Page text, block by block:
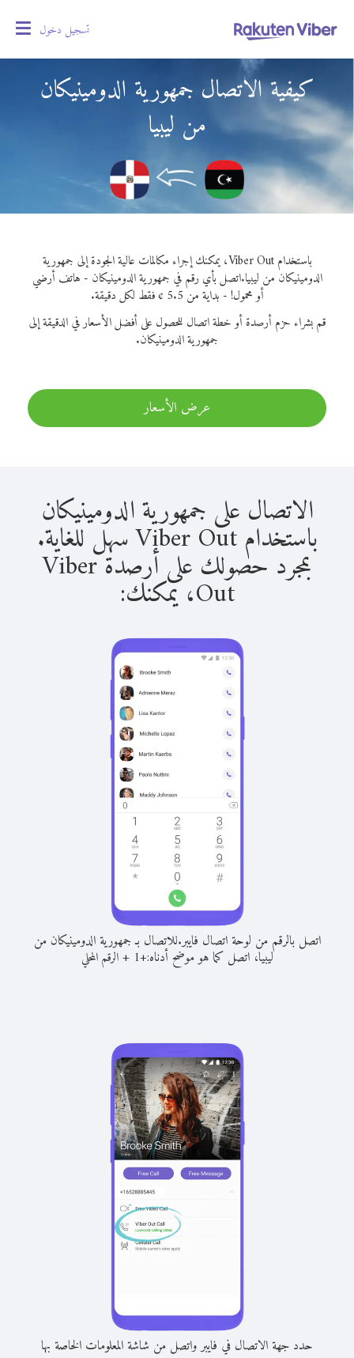
تسجيل دخول
كيفية الاتصال جمهورية الدومينيكان
من ليبيا
باستخدام Viber Out، يمكنك إجراء مكالمات عالية الجودة إلى جمهورية
الدومينيكان من ليبيا.اتصل بأي رقم في جمهورية الدومينيكان - هاتف أرضي
أو محمول! - بداية من 5.5 ¢ فقط لكل دقيقة.
قم بشراء حزم أرصدة أو خطة اتصال للحصول على أفضل الأسعار في الدقيقة إلى
جمهورية الدومينيكان.
عرض الأسعار
الاتصال على جمهورية الدومينيكان
باستخدام Viber Out سهل للغاية.
بمجرد حصولك على أرصدة Viber
Out، يمكنك:
اتصل بالرقم من لوحة اتصال فايبر.للاتصال بـ جمهورية الدومينيكان من
ليبيا، اتصل كما هو موضح أدناه:+
1
+الرقم المحلي
حدد جهة الاتصال في فايبر واتصل من شاشة المعلومات الخاصة بها